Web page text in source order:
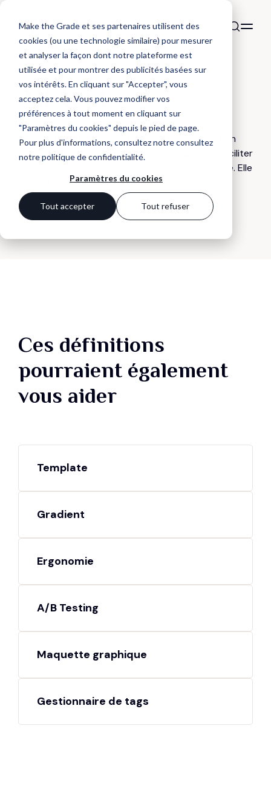
Make the Grade et ses partenaires utilisent des
cookies (ou une technologie similaire) pour mesurer
et analyser la façon dont notre plateforme est
utilisée et pour montrer des publicités basées sur
vos intérêts. En cliquant sur "Accepter", vous
acceptez cela. Vous pouvez modifier vos
préférences à tout moment en cliquant sur
"Paramètres du cookies" depuis le pied de page.
Pour plus d'informations, consultez notreconsultez
notre politique de confidentialité.
Paramètres du cookies
Tout accepter Tout refuser
DÉFINITION
Alt text
Balise Alternative ou « Alt text » en anglais, est un
terme qui décrit le contenu d’une image pour faciliter
sa compréhension par les moteurs de recherche. Elle
est notamment utilisée par les personnes mal-
voyantes.
Ces définitions
pourraient également
vous aider
Template
Gradient
Ergonomie
A/B Testing
Maquette graphique
Gestionnaire de tags